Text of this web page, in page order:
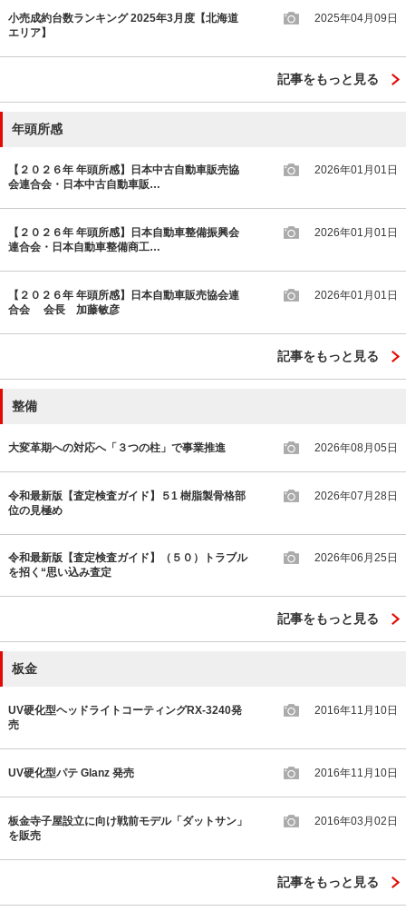
小売成約台数ランキング 2025年3月度【北海道
エリア】
2025年04月09日
記事をもっと見る
年頭所感
【２０２６年 年頭所感】日本中古自動車販売協
会連合会・日本中古自動車販…
2026年01月01日
【２０２６年 年頭所感】日本自動車整備振興会
連合会・日本自動車整備商工…
2026年01月01日
【２０２６年 年頭所感】日本自動車販売協会連
合会 会長 加藤敏彦
2026年01月01日
記事をもっと見る
整備
大変革期への対応へ「３つの柱」で事業推進 2026年08月05日
令和最新版【査定検査ガイド】５1 樹脂製骨格部
位の見極め
2026年07月28日
令和最新版【査定検査ガイド】（５０）トラブル
を招く“思い込み査定
2026年06月25日
記事をもっと見る
板金
UV硬化型ヘッドライトコーティングRX-3240発
売
2016年11月10日
UV硬化型パテ Glanz 発売 2016年11月10日
板金寺子屋設立に向け戦前モデル「ダットサン」
を販売
2016年03月02日
記事をもっと見る